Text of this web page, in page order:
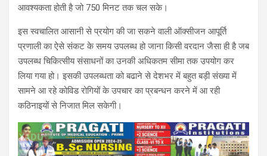
आवश्यकता होती है जो 750 मिनट तक चल सके।
इस स्वचालित आसानी से प्रयोग की जा सकने वाली ऑक्सीजन आपूर्ति
प्रणाली का ऐसे संकट के समय उपलब्ध हो जाना किसी वरदान जैसा ही है जब
उपलब्ध चिकित्सीय संसाधनों का उनकी अधिकतम सीमा तक उपयोग कर
लिया गया हो। इसकी उपलब्धता को बढाने से देशभर में बहुत बड़ी संख्या में
सामने आ रहे कोविड रोगियों के उपचार का प्रबन्धन करने में आ रही
कठिनाइयों से निजात मिल सकेगी।